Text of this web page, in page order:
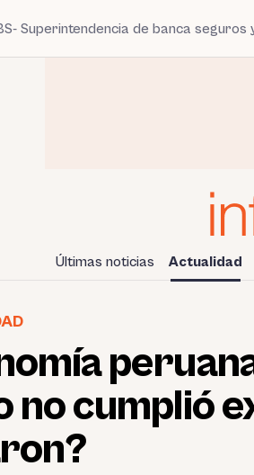
Superintendencia de banca seguros
Últimas noticias Actualidad
no cumplió